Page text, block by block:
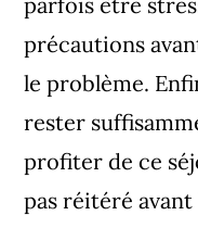
précautions
le problème.
rester
profiter de ce
pas réitéré